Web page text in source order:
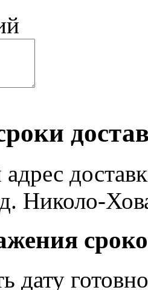
Николо-
дату